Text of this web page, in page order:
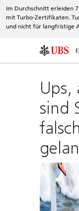
Im Durchschnitt erleiden
mit Turbo-Zertifikaten.
und nicht für langfristige
Ups,
sind